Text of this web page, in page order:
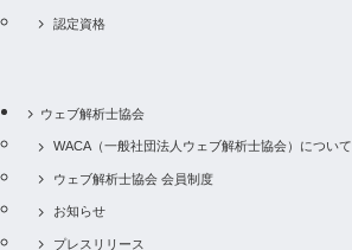
認定資格
ウェブ解析士協会
WACA（一般社団法人ウェブ解析士協会）について
ウェブ解析士協会 会員制度
お知らせ
プレスリリース